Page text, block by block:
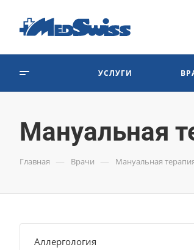
УСЛУГИ
Мануальная
Главная — Врачи — Мануальная
Аллергология